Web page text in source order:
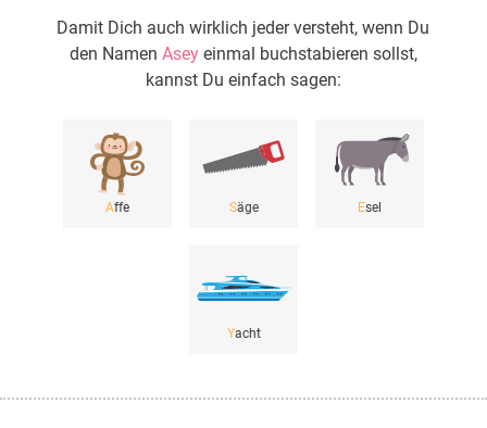
Damit Dich auch wirklich jeder versteht, wenn Du
den Namen Aseyeinmal buchstabieren sollst,
kannst Du einfach sagen:
Affe Säge Esel
Yacht